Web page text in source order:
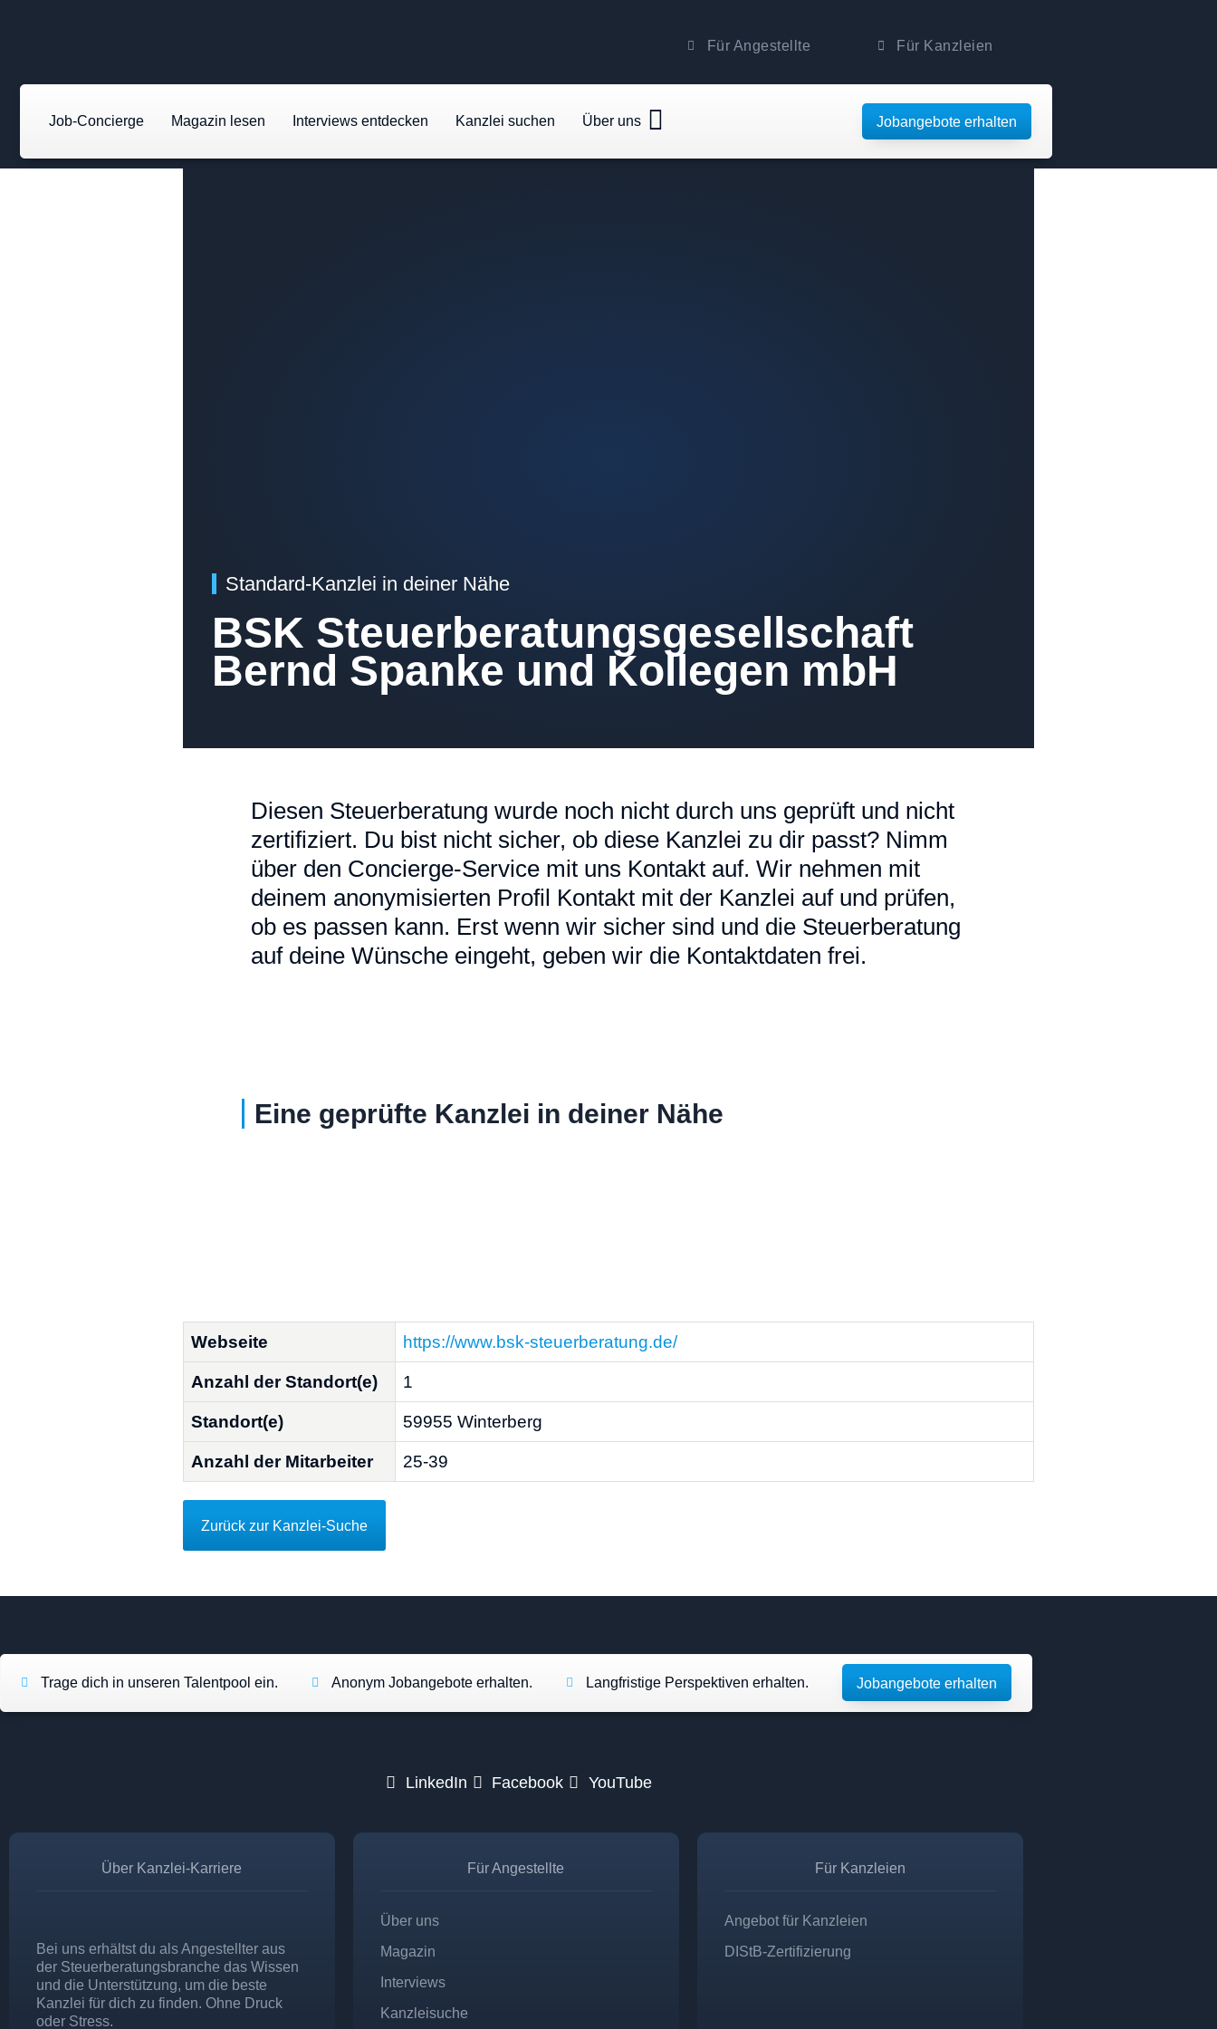
Für Angestellte Für Kanzleien
Job-Concierge Magazin lesen Interviews entdecken Kanzlei suchen Über uns Jobangebote erhalten
Standard-Kanzlei in deiner Nähe
BSK Steuerberatungsgesellschaft
Bernd Spanke und Kollegen mbH
Diesen Steuerberatung wurde noch nicht durch uns geprüft und nicht
zertifiziert. Du bist nicht sicher, ob diese Kanzlei zu dir passt? Nimm
über den Concierge-Service mit uns Kontakt auf. Wir nehmen mit
deinem anonymisierten Profil Kontakt mit der Kanzlei auf und prüfen,
ob es passen kann. Erst wenn wir sicher sind und die Steuerberatung
auf deine Wünsche eingeht, geben wir die Kontaktdaten frei.
Eine geprüfte Kanzlei in deiner Nähe
Webseite
https://www.bsk-steuerberatung.de/
Anzahl der Standort(e)
1
Standort(e)
59955 Winterberg
Anzahl der Mitarbeiter
25-39
Zurück zur Kanzlei-Suche
Trage dich in unseren Talentpool ein. Anonym Jobangebote erhalten. Langfristige Perspektiven erhalten. Jobangebote erhalten
LinkedIn Facebook YouTube
Über Kanzlei-Karriere
Bei uns erhältst du als Angestellter aus
der Steuerberatungsbranche das Wissen
und die Unterstützung, um die beste
Kanzlei für dich zu finden. Ohne Druck
oder Stress.
Für Angestellte
Über uns
Magazin
Interviews
Kanzleisuche
Für Kanzleien
Angebot für Kanzleien
DIStB-Zertifizierung